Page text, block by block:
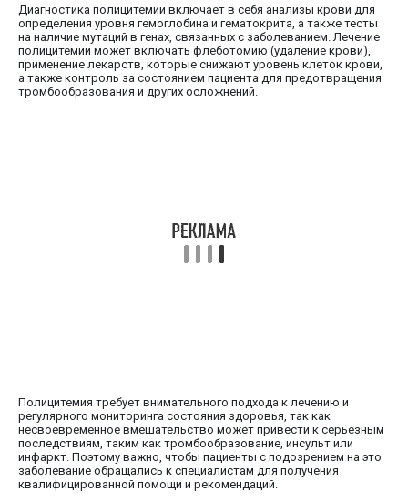
Диагностика полицитемии включает в себя анализы крови для
определения уровня гемоглобина и гематокрита, а также тесты
на наличие мутаций в генах, связанных с заболеванием. Лечение
полицитемии может включать флеботомию (удаление крови),
применение лекарств, которые снижают уровень клеток крови,
а также контроль за состоянием пациента для предотвращения
тромбообразования и других осложнений.
Полицитемия требует внимательного подхода к лечению и
регулярного мониторинга состояния здоровья, так как
несвоевременное вмешательство может привести к серьезным
последствиям, таким как тромбообразование, инсульт или
инфаркт. Поэтому важно, чтобы пациенты с подозрением на это
заболевание обращались к специалистам для получения
квалифицированной помощи и рекомендаций.